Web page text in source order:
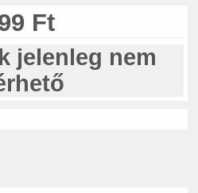
Ft
jelenleg nem